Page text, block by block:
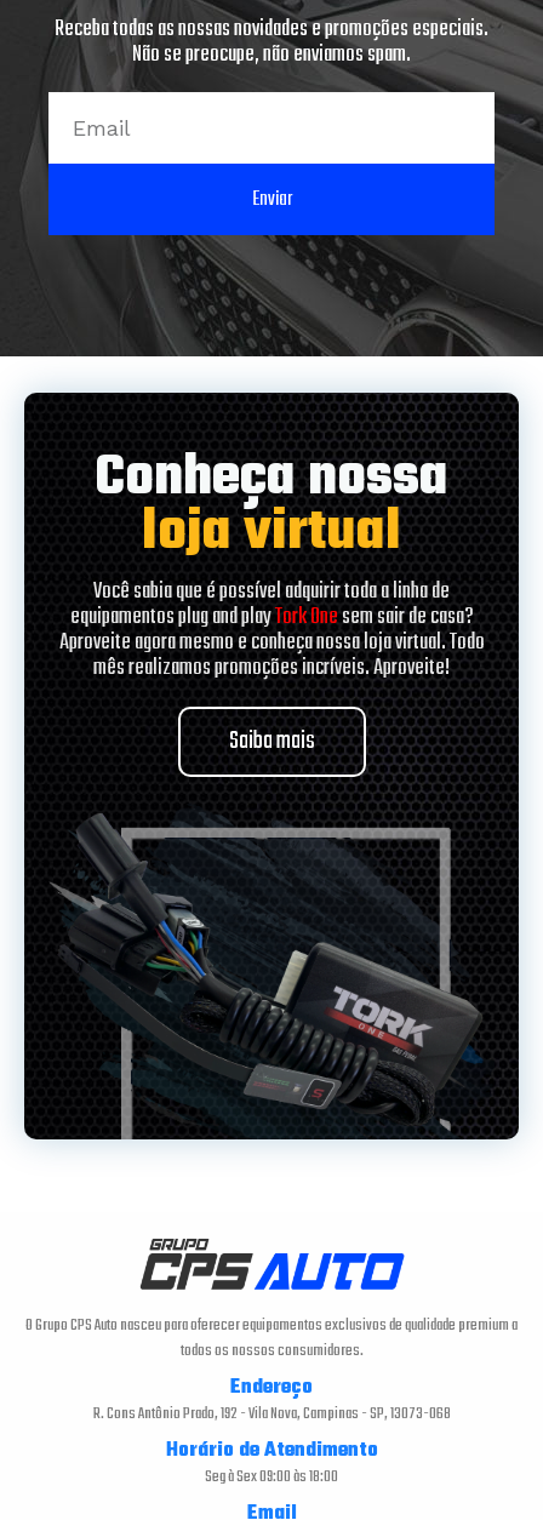
Receba todas as nossas novidades e promoções especiais.
Não se preocupe, não enviamos spam.
Enviar
Conheça nossa
loja virtual
Você sabia que é possível adquirir toda a linha de
equipamentos plug and playTork Onesem sair de casa?
Aproveite agora mesmo e conheça nossa loja virtual. Todo
mês realizamos promoções incríveis. Aproveite!
Saiba mais
O Grupo CPS Auto nasceu para oferecer equipamentos exclusivos de qualidade premium a
todos os nossos consumidores.
Endereço
R. Cons Antônio Prado, 192 - Vila Nova, Campinas - SP, 13073-068
Horário de Atendimento
Seg à Sex 09:00 às 18:00
Email